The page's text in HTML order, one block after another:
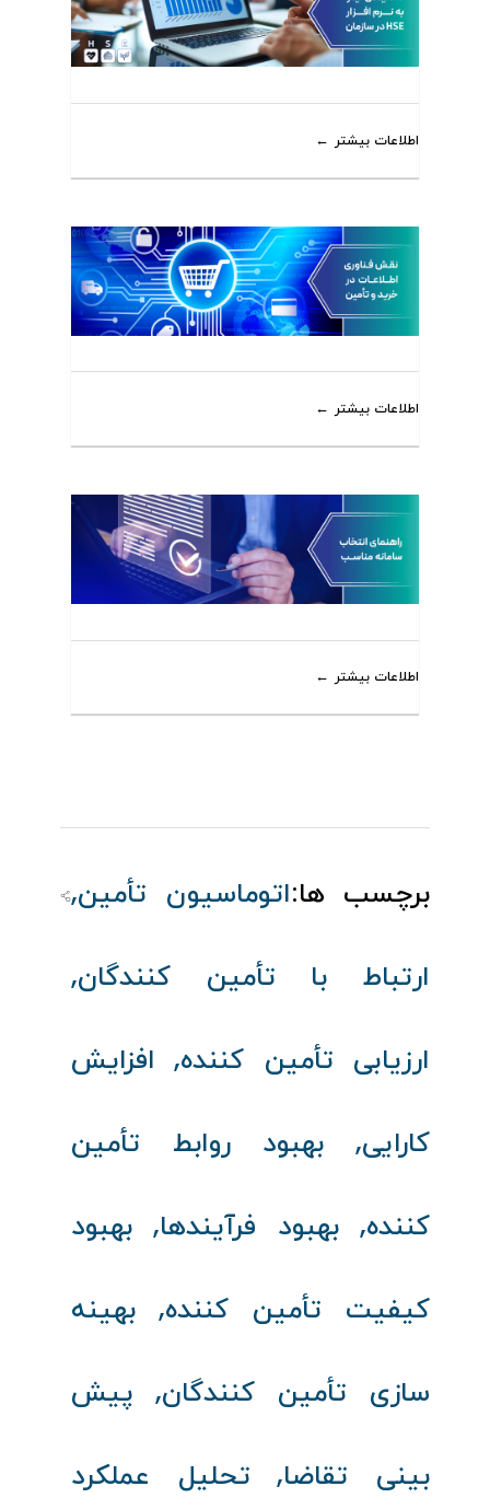
اطلاعات بیشتر
اطلاعات بیشتر
اطلاعات بیشتر
برچسب ها:اتوماسیون تأمین,
ارتباط با تأمین‌ کنندگان,
ارزیابی تأمین‌ کننده, افزایش
کارایی, بهبود روابط تأمین‌
کننده, بهبود فرآیندها, بهبود
کیفیت تأمین‌ کننده, بهینه‌
سازی تأمین‌ کنندگان, پیش‌
بینی تقاضا, تحلیل عملکرد